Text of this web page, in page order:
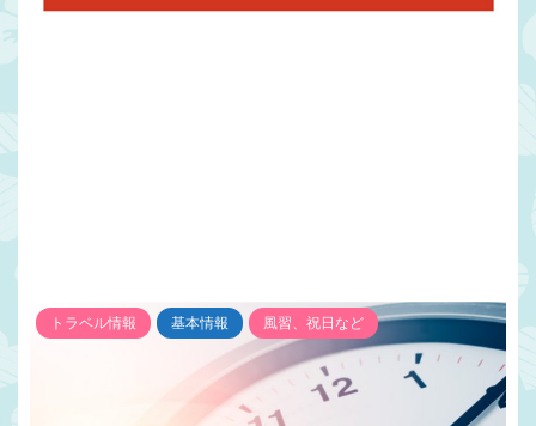
トラベル情報 基本情報 風習、祝日など